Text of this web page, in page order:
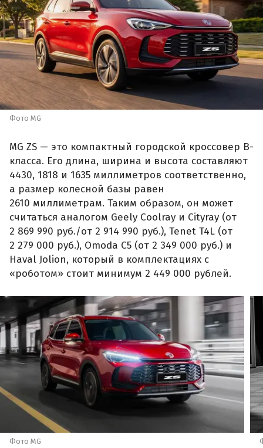
Фото MG
MG ZS — это компактный городской кроссовер B-
класса. Его длина, ширина и высота составляют
4430, 1818 и 1635 миллиметров соответственно,
а размер колесной базы равен
2610 миллиметрам. Таким образом, он может
считаться аналогом Geely Coolray и Cityray (от
2 869 990 руб./от 2 914 990 руб.), Tenet T4L (от
2 279 000 руб.), Omoda C5 (от 2 349 000 руб.) и
Haval Jolion, который в комплектациях с
«роботом» стоит минимум 2 449 000 рублей.
Фото MG